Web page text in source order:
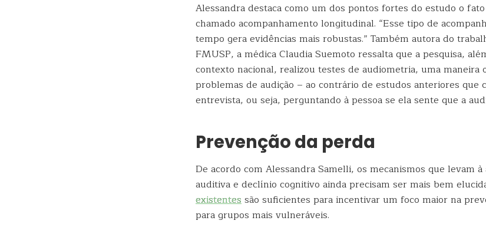
Alessandra destaca como um dos pontos fortes do estudo o
chamado acompanhamento longitudinal. “Esse tipo de
tempo gera evidências mais robustas.” Também autora do
FMUSP, a médica Claudia Suemoto ressalta que a pesquisa,
contexto nacional, realizou testes de audiometria, uma maneira
problemas de audição – ao contrário de estudos anteriores que
entrevista, ou seja, perguntando à pessoa se ela sente que a
Prevenção da perda
De acordo com Alessandra Samelli, os mecanismos que levam
auditiva e declínio cognitivo ainda precisam ser mais bem
existentessão suficientes para incentivar um foco maior na
para grupos mais vulneráveis.